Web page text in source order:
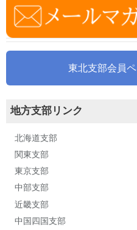
東北支部会員
地方支部リンク
北海道支部
関東支部
東京支部
中部支部
近畿支部
中国四国支部